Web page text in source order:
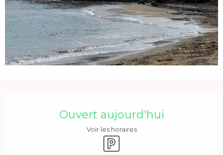
Ouvert aujourd'hui
Voir les horaires
Parking